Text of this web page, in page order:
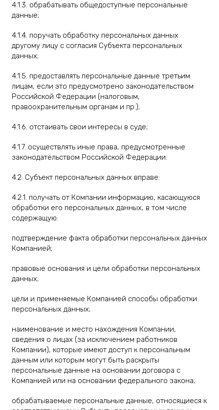
4.1.3. обрабатывать общедоступные персональные
данные;
4.1.4. поручать обработку персональных данных
другому лицу с согласия Субъекта персональных
данных;
4.1.5. предоставлять персональные данные третьим
лицам, если это предусмотрено законодательством
Российской Федерации (налоговым,
правоохранительным органам и пр.);
4.1.6. отстаивать свои интересы в суде;
4.1.7. осуществлять иные права, предусмотренные
законодательством Российской Федерации.
4.2. Субъект персональных данных вправе:
4.2.1. получать от Компании информацию, касающуюся
обработки его персональных данных, в том числе
содержащую:
подтверждение факта обработки персональных данных
Компанией;
правовые основания и цели обработки персональных
данных;
цели и применяемые Компанией способы обработки
персональных данных;
наименование и место нахождения Компании,
сведения о лицах (за исключением работников
Компании), которые имеют доступ к персональным
данным или которым могут быть раскрыты
персональные данные на основании договора с
Компанией или на основании федерального закона;
обрабатываемые персональные данные, относящиеся к